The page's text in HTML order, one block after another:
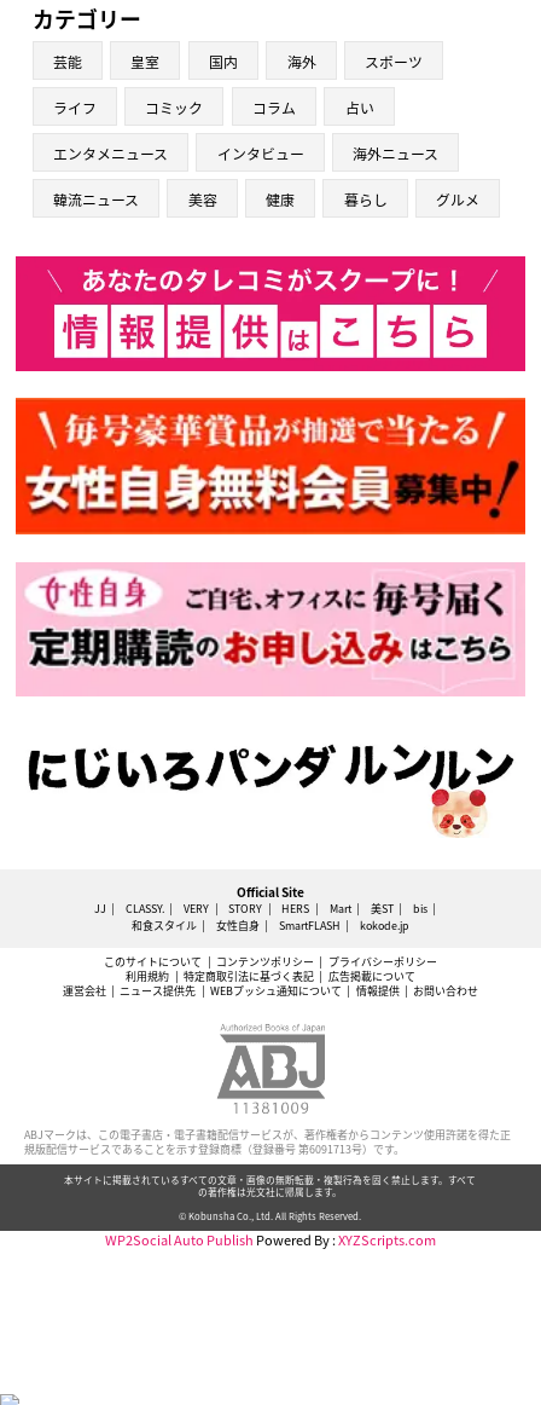
カテゴリー
芸能 皇室 国内 海外 スポーツ
ライフ コミック コラム 占い
エンタメニュース インタビュー 海外ニュース
韓流ニュース 美容 健康 暮らし グルメ
Official Site
JJ CLASSY. VERY STORY HERS Mart 美ST
bis
和食スタイル
女性自身 SmartFLASH kokode.jp
このサイトについて コンテンツポリシー
プライバシーポリシー
利用規約
特定商取引法に基づく表記
広告掲載について
運営会社
ニュース提供先 WEBプッシュ通知について 情報提供 お問い合わせ
ABJマークは、この電子書店・電子書籍配信サービスが、著作権者からコンテンツ使用許諾を得た正
規版配信サービスであることを示す登録商標（登録番号 第6091713号）です。
本サイトに掲載されているすべての文章・画像の無断転載・複製行為を固く禁止します。すべて
の著作権は光文社に帰属します。
© Kobunsha Co., Ltd. All Rights Reserved.
WP2Social Auto Publish Powered By :XYZScripts.com